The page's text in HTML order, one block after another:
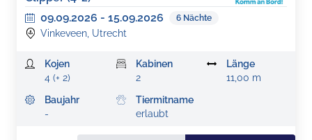
09.09.2026 - 15.09.2026 6 Nächte
Vinkeveen, Utrecht
Kojen
4 (+ 2)
Kabinen
2
Länge
11,00 m
Baujahr
-
Tiermitname
erlaubt